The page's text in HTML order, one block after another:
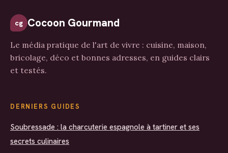
cg Cocoon Gourmand
Le média pratique de l'art de vivre : cuisine, maison,
bricolage, déco et bonnes adresses, en guides clairs
et testés.
DERNIERS GUIDES
Soubressade : la charcuterie espagnole à tartiner et ses
secrets culinaires